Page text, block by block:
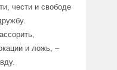
чести и свободе
и ложь, –